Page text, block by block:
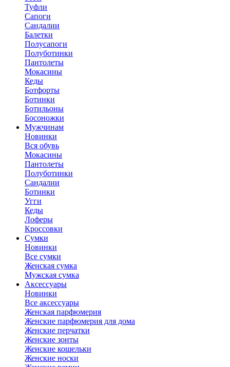
Туфли
Сапоги
Сандалии
Балетки
Полусапоги
Полуботинки
Пантолеты
Мокасины
Кеды
Ботфорты
Ботинки
Ботильоны
Босоножки
Мужчинам
Новинки
Вся обувь
Мокасины
Пантолеты
Полуботинки
Сандалии
Ботинки
Угги
Кеды
Лоферы
Кроссовки
Сумки
Новинки
Все сумки
Женская сумка
Мужская сумка
Аксессуары
Новинки
Все аксессуары
Женская парфюмерия
Женские парфюмерия для дома
Женские перчатки
Женские зонты
Женские кошельки
Женские носки